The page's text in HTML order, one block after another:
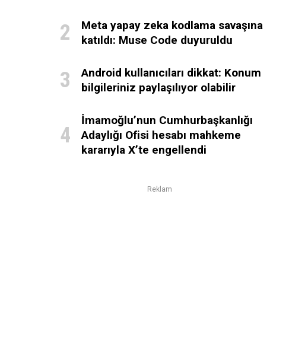
Meta yapay zeka kodlama savaşına
katıldı: Muse Code duyuruldu
Android kullanıcıları dikkat: Konum
bilgileriniz paylaşılıyor olabilir
İmamoğlu’nun Cumhurbaşkanlığı
Adaylığı Ofisi hesabı mahkeme
kararıyla X’te engellendi
Reklam